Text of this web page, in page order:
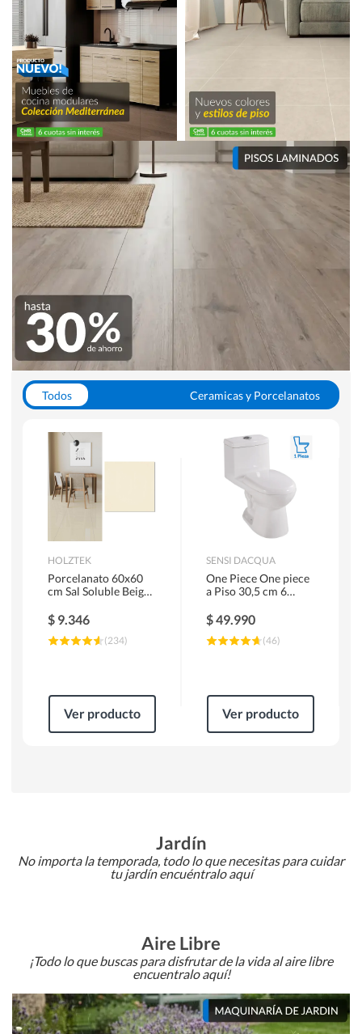
Todos
Ceramicas y Porcelanatos
WC y Sanitarios
Pisos Flotantes y Laminados
Pinturas
HOLZTEK
Porcelanato 60x60
cm Sal Soluble Beige
$ 9.346
(234)
Ver producto
SENSI DACQUA
One Piece One piece
a Piso 30,5 cm 6
$49.990
(46)
Ver producto
Jardín
No importa la temporada, todo lo que necesitas para cuidar
tu jardín encuéntralo aquí
Aire Libre
¡Todo lo que buscas para disfrutar de la vida al aire libre
encuentralo aquí!